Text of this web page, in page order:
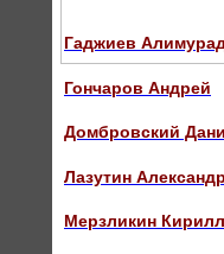
Гаджиев
Гончаров Андрей
Домбровский
Лазутин
Мерзликин Кирилл